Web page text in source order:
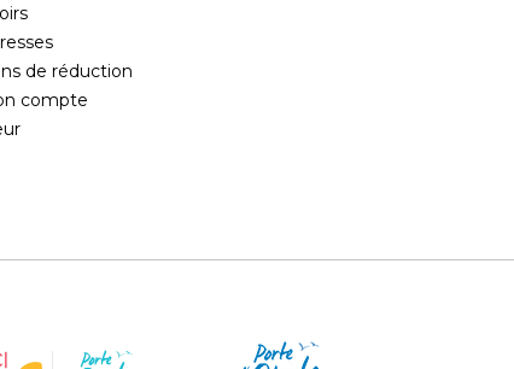
de réduction
compte